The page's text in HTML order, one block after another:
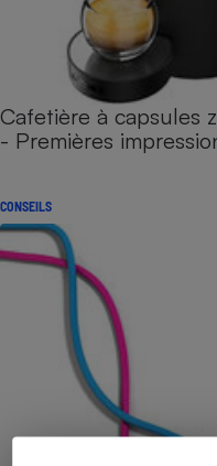
Cafetière à capsules
- Premières
CONSEILS